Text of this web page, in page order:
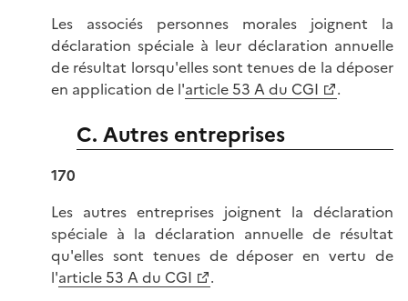
Les associés personnes morales joignent la
déclaration spéciale à leur déclaration annuelle
de résultat lorsqu'elles sont tenues de la déposer
en application de l'article 53 A du CGI .
C. Autres entreprises
170
Les autres entreprises joignent la déclaration
spéciale à la déclaration annuelle de résultat
qu'elles sont tenues de déposer en vertu de
l'article 53 A du CGI
.